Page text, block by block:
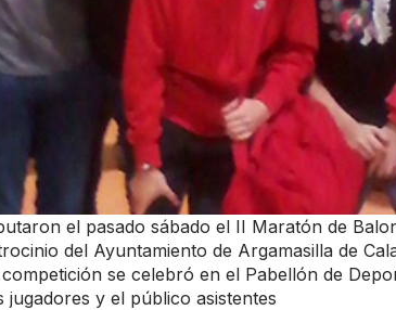
el pasado sábado el II Maratón de
del Ayuntamiento de Argamasilla de
se celebró en el Pabellón de
jugadores y el público asistentes